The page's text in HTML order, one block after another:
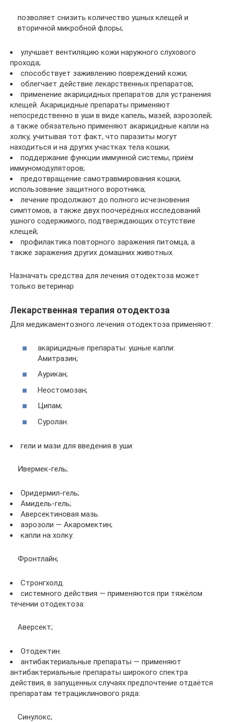
позволяет снизить количество ушных клещей и
вторичной микробной флоры;
улучшает вентиляцию кожи наружного слухового
прохода;
способствует заживлению повреждений кожи;
облегчает действие лекарственных препаратов;
применение акарицидных препаратов для устранения
клещей. Акарицидные препараты применяют
непосредственно в уши в виде капель, мазей, аэрозолей;
а также обязательно применяют акарицидные капли на
холку, учитывая тот факт, что паразиты могут
находиться и на других участках тела кошки;
поддержание функции иммунной системы, приём
иммуномодуляторов;
предотвращение самотравмирования кошки,
использование защитного воротника;
лечение продолжают до полного исчезновения
симптомов, а также двух поочерёдных исследований
ушного содержимого, подтверждающих отсутствие
клещей;
профилактика повторного заражения питомца, а
также заражения других домашних животных.
Назначать средства для лечения отодектоза может
только ветеринар
Лекарственная терапия отодектоза
Для медикаментозного лечения отодектоза применяют:
акарицидные препараты: ушные капли:
Амитразин;
Аурикан;
Неостомозан;
Ципам;
Суролан.
гели и мази для введения в уши:
Ивермек-гель;
Оридермил-гель;
Амидель-гель;
Аверсектиновая мазь.
аэрозоли — Акаромектин;
капли на холку:
Фронтлайн;
Стронгхолд.
системного действия — применяются при тяжёлом
течении отодектоза:
Аверсект;
Отодектин.
антибактериальные препараты — применяют
антибактериальные препараты широкого спектра
действия, в запущенных случаях предпочтение отдаётся
препаратам тетрациклинового ряда:
Синулокс;